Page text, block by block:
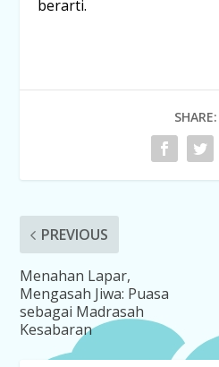
berarti.
SHARE:
PREVIOUS
Menahan Lapar,
Mengasah Jiwa: Puasa
sebagai Madrasah
Kesabaran